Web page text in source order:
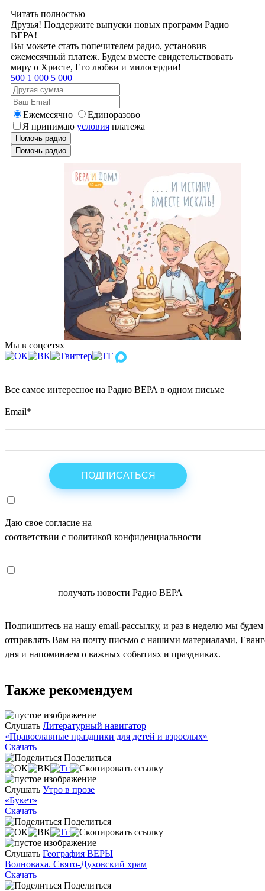
Читать полностью
Друзья! Поддержите выпуски новых программ Радио
ВЕРА!
Вы можете стать попечителем радио, установив
ежемесячный платеж. Будем вместе свидетельствовать
миру о Христе, Его любви и милосердии!
500 1 000 5 000
Ежемесячно
Единоразово
Я принимаю условия платежа
Помочь радио
Помочь радио
Мы в соцсетях
Все самое интересное на Радио ВЕРА в одном письме
Email*
Даю свое согласие на
соответствии с политикой конфиденциальности
получать новости Радио ВЕРА
Подпишитесь на нашу email-рассылку, и раз в неделю мы будем
отправлять Вам на почту письмо с нашими материалами,
дня и напоминаем о важных событиях и праздниках.
Также рекомендуем
Слушать Литературный навигатор
«Православные праздники для детей и взрослых»
Скачать
Поделиться
Слушать Утро в прозе
«Букет»
Скачать
Поделиться
Слушать География ВЕРЫ
Волноваха. Свято-Духовский храм
Скачать
Поделиться